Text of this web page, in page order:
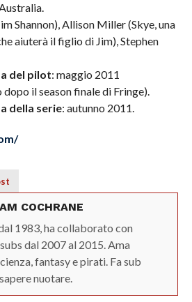
Shannon), Allison Miller (Skye, una
aiuterà il figlio di Jim), Stephen
del pilot: maggio 2011
il season finale di Fringe).
della serie: autunno 2011.
COCHRANE
1983, ha collaborato con
dal 2007 al 2015. Ama
fantasy e pirati. Fa sub
nuotare.